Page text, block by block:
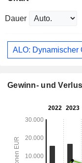
Dauer
ALO: Dynamischer
Gewinn- und